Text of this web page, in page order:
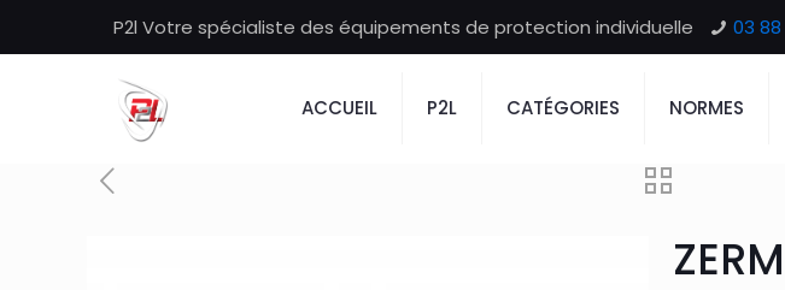
P2l Votre spécialiste des équipements de protection individuelle 03
ACCUEIL P2L CATÉGORIES NORMES